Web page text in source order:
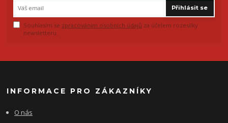
Přihlásit se
Souhlasím se zpracováním osobních údajů za účelem rozesílky
newsletteru.
INFORMACE PRO ZÁKAZNÍKY
O nás